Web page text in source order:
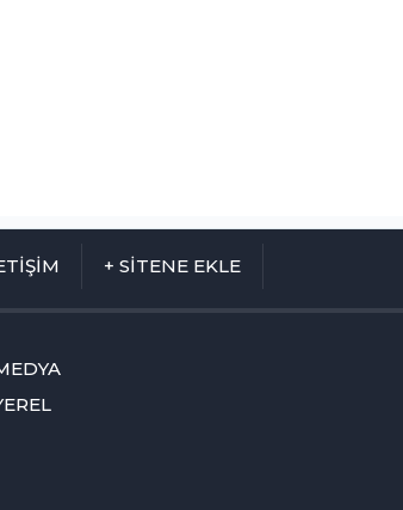
+ SİTENE EKLE